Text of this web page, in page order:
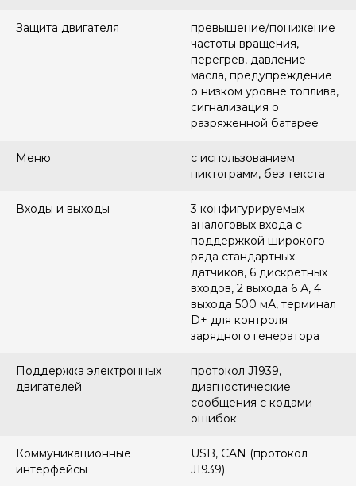
Защита двигателя
превышение/понижение
частоты вращения,
перегрев, давление
масла, предупреждение
о низком уровне топлива,
сигнализация о
разряженной батарее
Меню
с использованием
пиктограмм, без текста
Входы и выходы
3 конфигурируемых
аналоговых входа с
поддержкой широкого
ряда стандартных
датчиков, 6 дискретных
входов, 2 выхода 6 А, 4
выхода 500 мА, терминал
D+ для контроля
зарядного генератора
Поддержка электронных
двигателей
протокол J1939,
диагностические
сообщения с кодами
ошибок
Коммуникационные
интерфейсы
USB, CAN (протокол
J1939)